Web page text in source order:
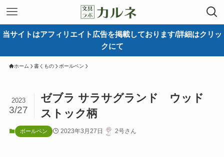
当サイトはアフィリエイト広告を掲載しております/詳細はクリッ
クにて
ホーム 書くもの ボールペン
ゼブラ サラサグランド ウッド
ストック柄
2023
3/27
ボールペン 2023年3月27日 2号さん